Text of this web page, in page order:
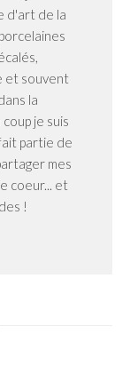
d'art de la
et souvent
la
je suis
partie de
mes
coeur... et
!